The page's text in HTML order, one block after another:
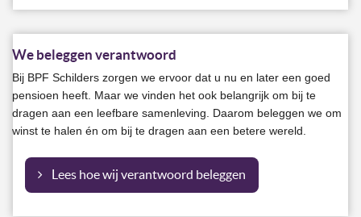
We beleggen verantwoord
Bij BPF Schilders zorgen we ervoor dat u nu en later een goed
pensioen heeft. Maar we vinden het ook belangrijk om bij te
dragen aan een leefbare samenleving. Daarom beleggen we om
winst te halen én om bij te dragen aan een betere wereld.
Lees hoe wij verantwoord beleggen